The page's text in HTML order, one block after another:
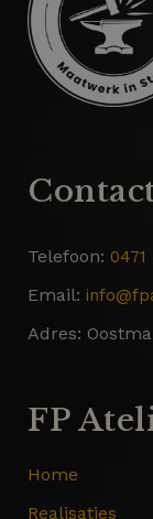
Telefoon: 0471
Email:
Adres:
FP
Home
Realisaties